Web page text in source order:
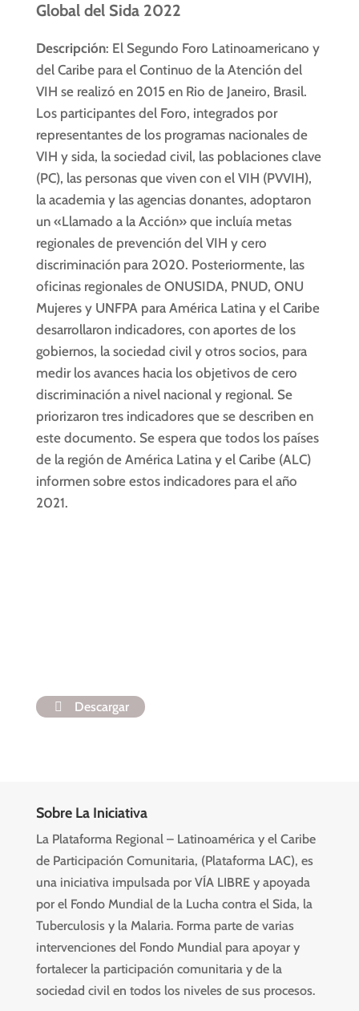
Global del Sida 2022
Descripción: El Segundo Foro Latinoamericano y
del Caribe para el Continuo de la Atención del
VIH se realizó en 2015 en Rio de Janeiro, Brasil.
Los participantes del Foro, integrados por
representantes de los programas nacionales de
VIH y sida, la sociedad civil, las poblaciones clave
(PC), las personas que viven con el VIH (PVVIH),
la academia y las agencias donantes, adoptaron
un «Llamado a la Acción» que incluía metas
regionales de prevención del VIH y cero
discriminación para 2020. Posteriormente, las
oficinas regionales de ONUSIDA, PNUD, ONU
Mujeres y UNFPA para América Latina y el Caribe
desarrollaron indicadores, con aportes de los
gobiernos, la sociedad civil y otros socios, para
medir los avances hacia los objetivos de cero
discriminación a nivel nacional y regional. Se
priorizaron tres indicadores que se describen en
este documento. Se espera que todos los países
de la región de América Latina y el Caribe (ALC)
informen sobre estos indicadores para el año
2021.
Descargar
Sobre La Iniciativa
La Plataforma Regional – Latinoamérica y el Caribe
de Participación Comunitaria, (Plataforma LAC), es
una iniciativa impulsada por VÍA LIBRE y apoyada
por el Fondo Mundial de la Lucha contra el Sida, la
Tuberculosis y la Malaria. Forma parte de varias
intervenciones del Fondo Mundial para apoyar y
fortalecer la participación comunitaria y de la
sociedad civil en todos los niveles de sus procesos.